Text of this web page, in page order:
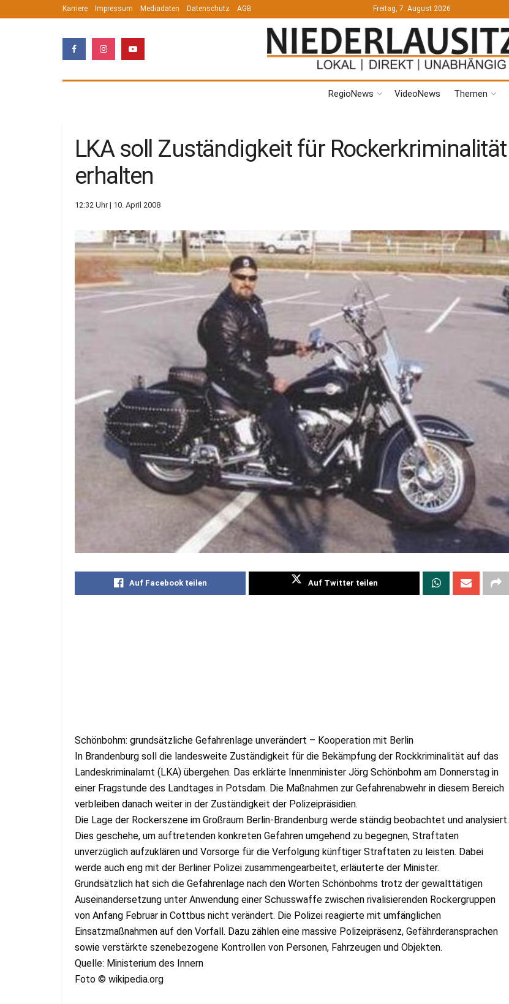
Karriere Impressum Mediadaten Datenschutz AGB Freitag, 7. August 2026
RegioNews VideoNews Themen
LKA soll Zuständigkeit für Rockerkriminalität
erhalten
12:32 Uhr | 10. April 2008
Auf Facebook teilen Auf Twitter teilen
Schönbohm: grundsätzliche Gefahrenlage unverändert – Kooperation mit Berlin
In Brandenburg soll die landesweite Zuständigkeit für die Bekämpfung der Rockkriminalität auf das
Landeskriminalamt (LKA) übergehen. Das erklärte Innenminister Jörg Schönbohm am Donnerstag in
einer Fragstunde des Landtages in Potsdam. Die Maßnahmen zur Gefahrenabwehr in diesem Bereich
verbleiben danach weiter in der Zuständigkeit der Polizeipräsidien.
Die Lage der Rockerszene im Großraum Berlin-Brandenburg werde ständig beobachtet und analysiert.
Dies geschehe, um auftretenden konkreten Gefahren umgehend zu begegnen, Straftaten
unverzüglich aufzuklären und Vorsorge für die Verfolgung künftiger Straftaten zu leisten. Dabei
werde auch eng mit der Berliner Polizei zusammengearbeitet, erläuterte der Minister.
Grundsätzlich hat sich die Gefahrenlage nach den Worten Schönbohms trotz der gewalttätigen
Auseinandersetzung unter Anwendung einer Schusswaffe zwischen rivalisierenden Rockergruppen
von Anfang Februar in Cottbus nicht verändert. Die Polizei reagierte mit umfänglichen
Einsatzmaßnahmen auf den Vorfall. Dazu zählen eine massive Polizeipräsenz, Gefährderansprachen
sowie verstärkte szenebezogene Kontrollen von Personen, Fahrzeugen und Objekten.
Quelle: Ministerium des Innern
Foto © wikipedia.org